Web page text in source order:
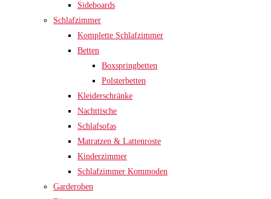
Sideboards
Schlafzimmer
Komplette Schlafzimmer
Betten
Boxspringbetten
Polsterbetten
Kleiderschränke
Nachttische
Schlafsofas
Matratzen & Lattenroste
Kinderzimmer
Schlafzimmer Kommoden
Garderoben